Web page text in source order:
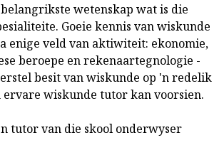
wetenskap wat is die
Goeie kennis van wiskunde
enige veld van aktiwiteit: ekonomie,
beroepe en rekenaartegnologie -
besit van wiskunde op 'n redelik
ervare wiskunde tutor kan voorsien.
tutor van die skool onderwyser